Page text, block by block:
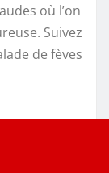
où l’on
Suivez
de fèves